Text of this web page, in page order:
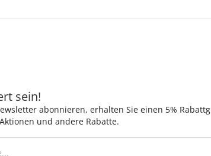
sein!
abonnieren, erhalten Sie einen 5%
und andere Rabatte.